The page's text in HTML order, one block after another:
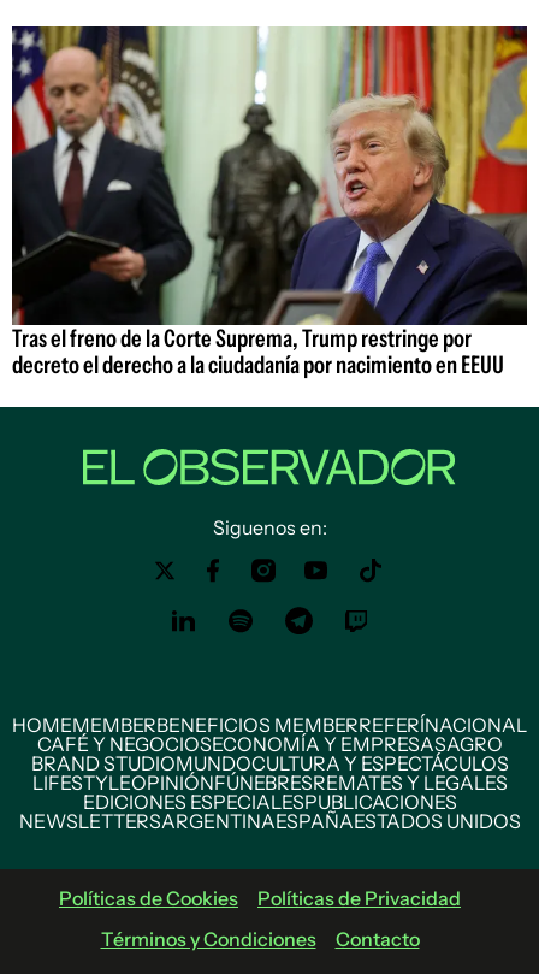
Tras el freno de la Corte Suprema, Trump restringe por
decreto el derecho a la ciudadanía por nacimiento en EEUU
Siguenos en:
HOMEMEMBERBENEFICIOS MEMBERREFERÍNACIONAL
CAFÉ Y NEGOCIOSECONOMÍA Y EMPRESASAGRO
BRAND STUDIOMUNDOCULTURA Y ESPECTÁCULOS
LIFESTYLEOPINIÓNFÚNEBRESREMATES Y LEGALES
EDICIONES ESPECIALESPUBLICACIONES
NEWSLETTERSARGENTINAESPAÑAESTADOS UNIDOS
Políticas de Cookies
Políticas de Privacidad
Términos y Condiciones
Contacto